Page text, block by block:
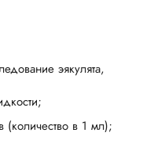
эякулята,
(количество в 1 мл);